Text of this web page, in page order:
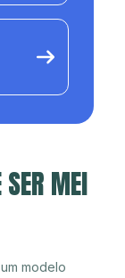
MEI
modelo